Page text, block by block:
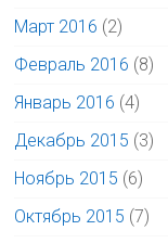
Март 2016 (2)
Февраль 2016 (8)
Январь 2016 (4)
Декабрь 2015 (3)
Ноябрь 2015 (6)
Октябрь 2015 (7)